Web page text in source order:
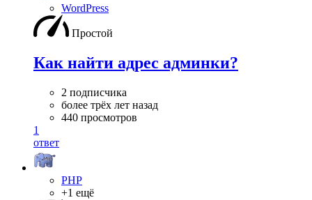
WordPress
Простой
Как найти адрес админки?
2 подписчика
более трёх лет назад
440 просмотров
1
ответ
PHP
+1 ещё